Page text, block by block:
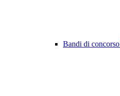
Bandi di concorso